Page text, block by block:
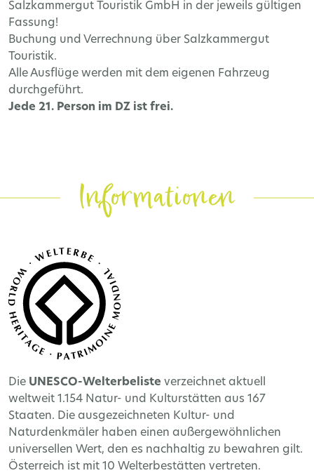
Salzkammergut Touristik GmbH in der jeweils gültigen
Fassung!
Buchung und Verrechnung über Salzkammergut
Touristik.
Alle Ausflüge werden mit dem eigenen Fahrzeug
durchgeführt.
Jede 21. Person im DZ ist frei.
Informationen
Die UNESCO-Welterbeliste verzeichnet aktuell
weltweit 1.154 Natur- und Kulturstätten aus 167
Staaten. Die ausgezeichneten Kultur- und
Naturdenkmäler haben einen außergewöhnlichen
universellen Wert, den es nachhaltig zu bewahren gilt.
Österreich ist mit 10 Welterbestätten vertreten.